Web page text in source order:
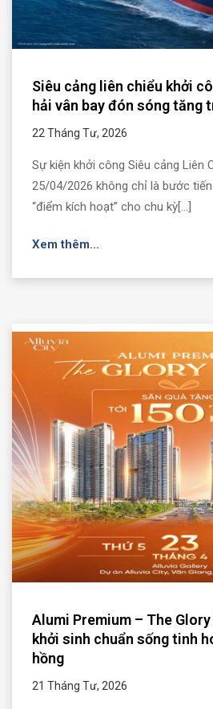
Siêu cảng liên chiểu khởi
hải vân bay đón sóng tăng
22 Tháng Tư, 2026
Sự kiện khởi công Siêu cảng Liên
25/04/2026 không chỉ là bước
“điểm kích hoạt” cho chu kỳ[...]
Xem thêm...
Alumi Premium – The
khởi sinh chuẩn sống tinh
hồng
21 Tháng Tư, 2026